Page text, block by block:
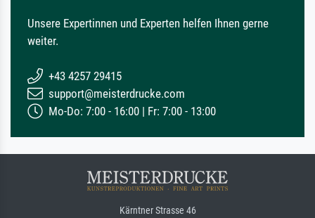
Unsere Expertinnen und Experten helfen Ihnen gerne
weiter.
+43 4257 29415
support@meisterdrucke.com
Mo-Do: 7:00 - 16:00 | Fr: 7:00 - 13:00
Kärntner Strasse 46